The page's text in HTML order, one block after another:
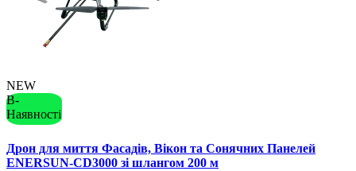
NEW
В-
Наявності
Дрон для миття Фасадів, Вікон та Сонячних Панелей
ENERSUN-CD3000 зі шлангом 200 м